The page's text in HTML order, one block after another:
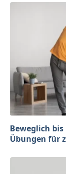
Beweglich
Übungen für